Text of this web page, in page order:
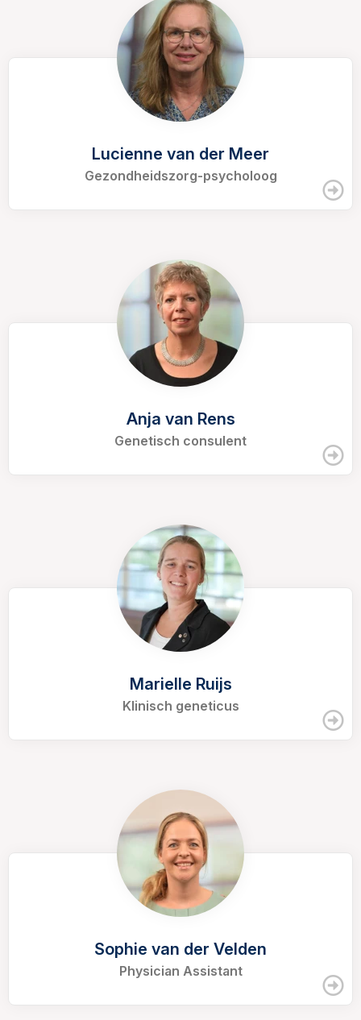
Lucienne van der Meer
Gezondheidszorg-psycholoog
Anja van Rens
Genetisch consulent
Marielle Ruijs
Klinisch geneticus
Sophie van der Velden
Physician Assistant